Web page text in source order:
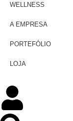
WELLNESS
A EMPRESA
PORTEFÓLIO
LOJA